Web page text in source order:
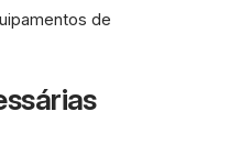
de